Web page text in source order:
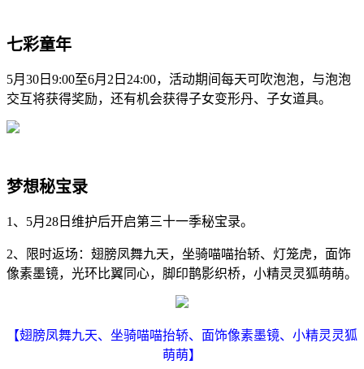
七彩童年
5月30日9:00至6月2日24:00，活动期间每天可吹泡泡，与泡泡
交互将获得奖励，还有机会获得子女变形丹、子女道具。
梦想秘宝录
1、5月28日维护后开启第三十一季秘宝录。
2、限时返场：翅膀凤舞九天，坐骑喵喵抬轿、灯笼虎，面饰
像素墨镜，光环比翼同心，脚印鹊影织桥，小精灵灵狐萌萌。
【翅膀凤舞九天、坐骑喵喵抬轿、面饰像素墨镜、小精灵灵狐
萌萌】